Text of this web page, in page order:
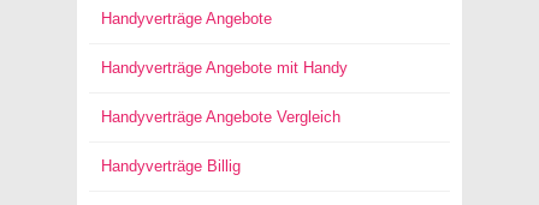
Handyverträge Angebote
Handyverträge Angebote mit Handy
Handyverträge Angebote Vergleich
Handyverträge Billig